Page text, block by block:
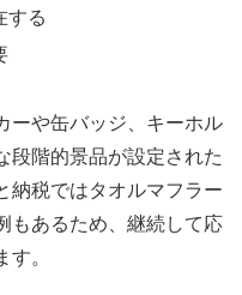
する
ーや缶バッジ、キーホル
段階的景品が設定された
納税ではタオルマフラー
もあるため、継続して応
。